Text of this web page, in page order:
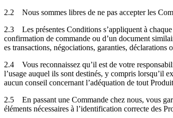
2.2
Nous sommes libres de ne pas accepter les
2.3
Les présentes Conditions s’appliquent à
confirmation de commande ou d’un document
es transactions, négociations, garanties,
2.4
Vous reconnaissez qu’il est de votre
l’usage auquel ils sont destinés, y compris lorsqu’il
aucun conseil concernant l’adéquation de tout
2.5
En passant une Commande chez nous, vous
éléments nécessaires à l’identification correcte des